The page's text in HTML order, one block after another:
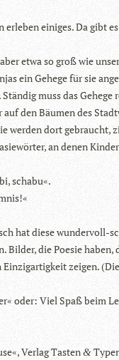
eini­ges. Da gibt
etwa so groß wie
ein Gehege für sie
muss das Gehege
den Bäu­men des
wer­den dort gebraucht,
an denen
schabu«.
hat diese wun­der­voll-
Bil­der, die Poe­sie haben,
Ein­zig­ar­tig­keit zei­gen.
oder: Viel Spaß beim
Ver­lag Tas­ten&